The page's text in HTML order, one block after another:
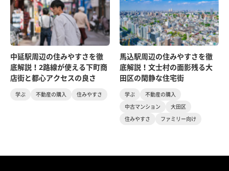
中延駅周辺の住みやすさを徹
底解説！2路線が使える下町商
店街と都心アクセスの良さ
学ぶ 不動産の購入 住みやすさ
馬込駅周辺の住みやすさを徹
底解説！文士村の面影残る大
田区の閑静な住宅街
学ぶ
不動産の購入
中古マンション
大田区
住みやすさ
ファミリー向け